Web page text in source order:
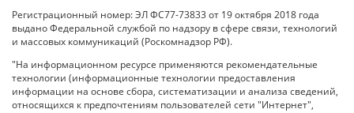
Регистрационный номер: ЭЛ ФС77-73833 от 19 октября 2018 года
выдано Федеральной службой по надзору в сфере связи, технологий
и массовых коммуникаций (Роскомнадзор РФ).
"На информационном ресурсе применяются рекомендательные
технологии (информационные технологии предоставления
информации на основе сбора, систематизации и анализа сведений,
относящихся к предпочтениям пользователей сети "Интернет",